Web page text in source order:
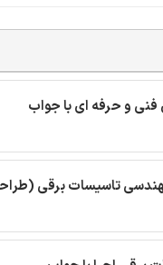
فنی و حرفه ای با جواب
تاسیسات برقی